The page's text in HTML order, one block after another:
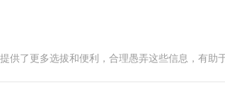
了更多选拔和便利，合理愚弄这些信息，有助